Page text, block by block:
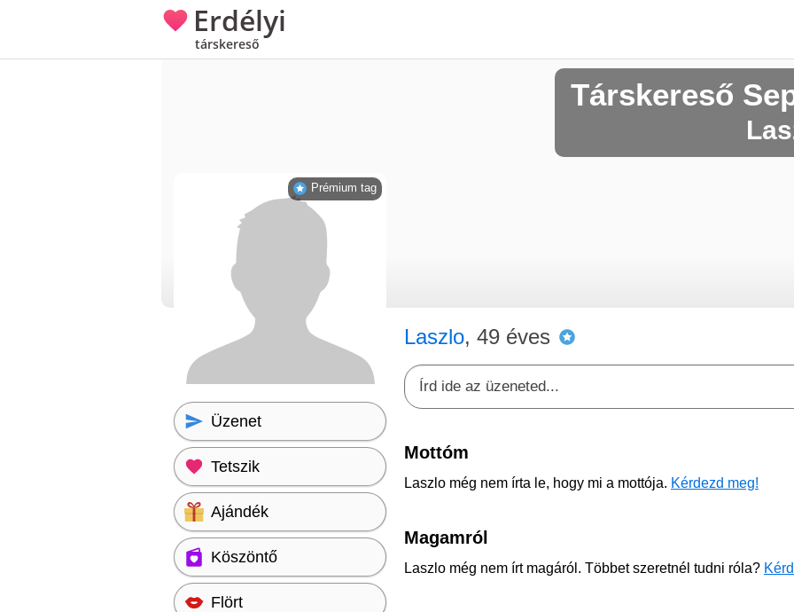
Erdélyi
társkereső
Társkereső
Laszlo, 49 éves
Mottóm
Laszlo még nem írta le, hogy mi a mottója. Kérdezd meg!
Magamról
Laszlo még nem írt magáról. Többet szeretnél tudni róla?
Prémium tag
Üzenet
Tetszik
Ajándék
Köszöntő
Flört